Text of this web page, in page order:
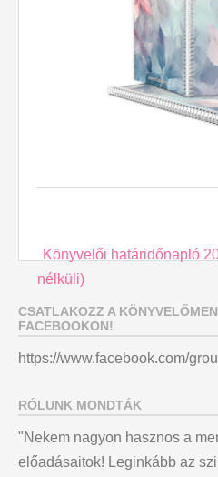
Post
navigation
Könyvelői határidőnapló
nélküli)
CSATLAKOZZ A
FACEBOOKON!
https://www.facebook.com/
RÓLUNK MONDTÁK
"Nekem nagyon hasznos a
előadásaitok! Leginkább az